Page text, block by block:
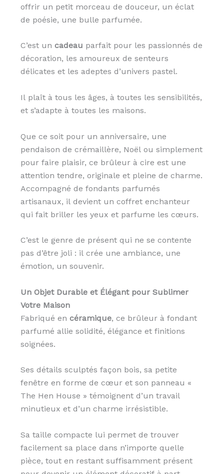
offrir un petit morceau de douceur, un éclat
de poésie, une bulle parfumée.
C’est un cadeau parfait pour les passionnés de
décoration, les amoureux de senteurs
délicates et les adeptes d’univers pastel.
Il plaît à tous les âges, à toutes les sensibilités,
et s’adapte à toutes les maisons.
Que ce soit pour un anniversaire, une
pendaison de crémaillère, Noël ou simplement
pour faire plaisir, ce brûleur à cire est une
attention tendre, originale et pleine de charme.
Accompagné de fondants parfumés
artisanaux, il devient un coffret enchanteur
qui fait briller les yeux et parfume les cœurs.
C’est le genre de présent qui ne se contente
pas d’être joli : il crée une ambiance, une
émotion, un souvenir.
Un Objet Durable et Élégant pour Sublimer
Votre Maison
Fabriqué en céramique, ce brûleur à fondant
parfumé allie solidité, élégance et finitions
soignées.
Ses détails sculptés façon bois, sa petite
fenêtre en forme de cœur et son panneau «
The Hen House » témoignent d’un travail
minutieux et d’un charme irrésistible.
Sa taille compacte lui permet de trouver
facilement sa place dans n’importe quelle
pièce, tout en restant suffisamment présent